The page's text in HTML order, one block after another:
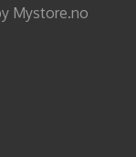
Mystore.no